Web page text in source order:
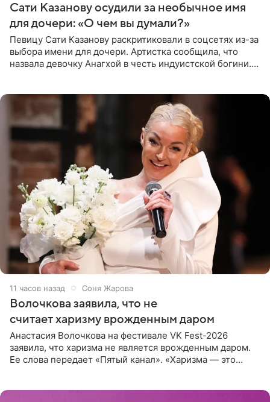
Сати Казанову осудили за необычное имя
для дочери: «О чем вы думали?»
Певицу Сати Казанову раскритиковали в соцсетях из-за
выбора имени для дочери. Артистка сообщила, что
назвала девочку Анагхой в честь индуистской богини.
11 часов назад Соня Жарова
Волочкова заявила, что не
считает харизму врожденным даром
Анастасия Волочкова на фестивале VK Fest-2026
заявила, что харизма не является врожденным даром.
Ее слова передает «Пятый канал». «Харизма — это